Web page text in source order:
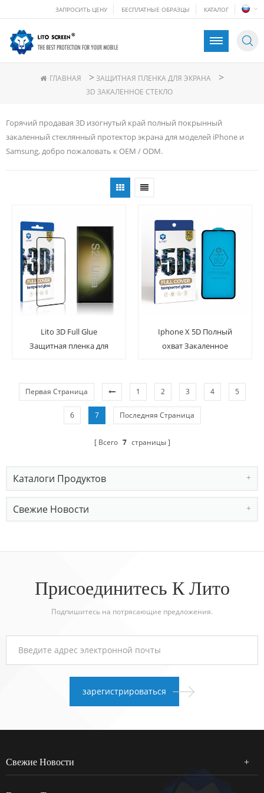
ЗАПРОСИТЬ ЦЕНУ БЕСПЛАТНЫЕ ОБРАЗЦЫ КАТАЛОГ
ГЛАВНАЯ >ЗАЩИТНАЯ ПЛЕНКА ДЛЯ ЭКРАНА >
3D ЗАКАЛЕННОЕ СТЕКЛО
Горячий продавая 3D изогнутый край полный покрынный
закаленный стеклянный протектор экрана для моделей iPhone и
Samsung, добро пожаловать к OEM / ODM.
Lito 3D Full Glue
Защитная пленка для
Samsung Galaxy S23
Ultra
Iphone X 5D Полный
охват Закаленное
Первая Страница 1 2 3 4 5
6 7 Последняя Страница
Всего 7 страницы
Каталоги Продуктов
Свежие Новости
Присоединитесь К Лито
Подпишитесь на потрясающие предложения.
Свежие Новости